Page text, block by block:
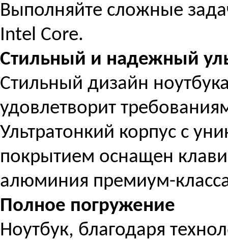
Выполняйте сложные
Intel Core.
Стильный и надежный
Стильный дизайн
удовлетворит
Ультратонкий корпус с
покрытием оснащен
алюминия премиум-
Полное погружение
Ноутбук, благодаря